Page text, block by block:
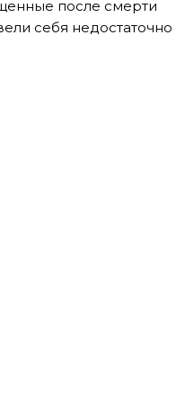
после смерти
себя недостаточно